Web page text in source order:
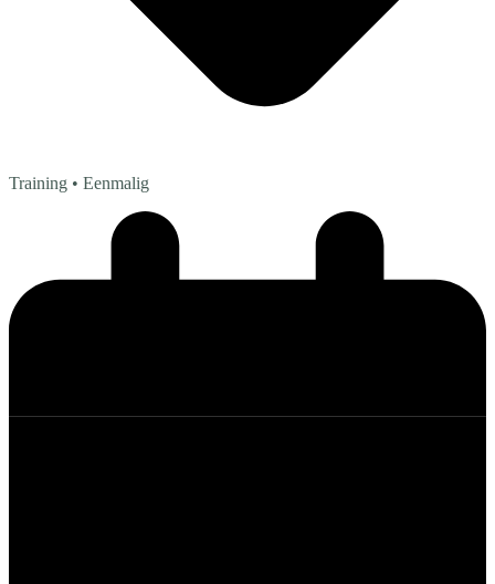
Training • Eenmalig